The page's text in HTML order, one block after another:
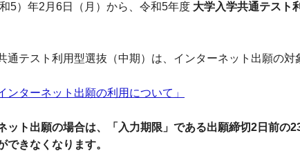
5）年2月6日（月）から、令和5年度 大学入学共通テスト
テスト利用型選抜（中期）は、インターネット出願の対
ンターネット出願の利用について」
ト出願の場合は、「入力期限」である出願締切2日前の
できなくなります。